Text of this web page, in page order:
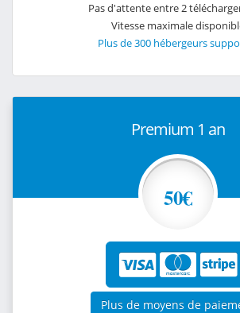
Pas d'attente entre 2
Vitesse maximale
Plus de 300 hébergeurs
Premium 1 an
50€
Plus de moyens de